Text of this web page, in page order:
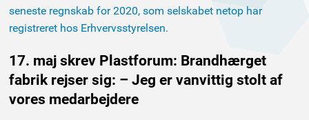
seneste regnskab for 2020, som selskabet netop har
registreret hos Erhvervsstyrelsen.
17. maj skrev Plastforum: Brandhærget
fabrik rejser sig: – Jeg er vanvittig stolt af
vores medarbejdere